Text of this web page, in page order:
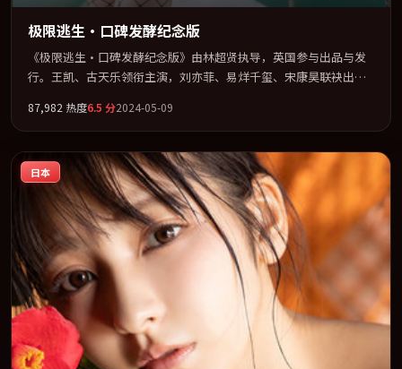
极限逃生·口碑发酵纪念版
《极限逃生·口碑发酵纪念版》由林超贤执导，英国参与出品与发
行。王凯、古天乐领衔主演，刘亦菲、易烊千玺、宋康昊联袂出
型为骨架，在叙事、表演与视听上力求统一。定于 2024-01-22 在内
地院线及主流平台同步亮相，2024 年度话题片中口碑稳健，适合喜
欢强情节与人物弧光的观众完整观看。
87,982 热度6.5 分2024-05-09
日本